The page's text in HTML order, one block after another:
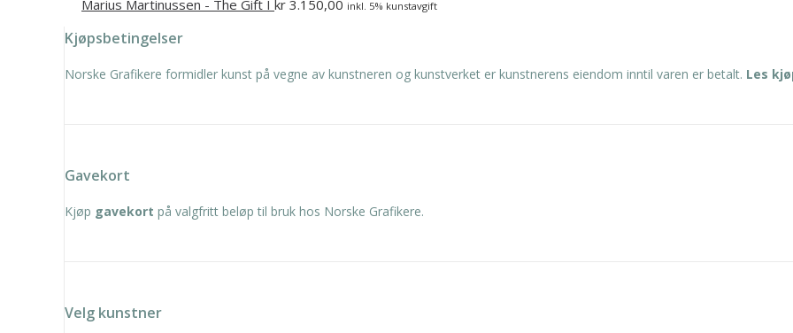
Marius Martinussen - The Gift I kr 3.150,00 inkl. 5% kunstavgift
Kjøpsbetingelser
Norske Grafikere formidler kunst på vegne av kunstneren og kunstverket er kunstnerens eiendom inntil varen er betalt. Les
Gavekort
Kjøp gavekort på valgfritt beløp til bruk hos Norske Grafikere.
Velg kunstner